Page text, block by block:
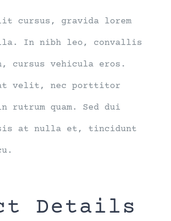
cursus, gravida lorem
In nibh leo, convallis
cursus vehicula eros.
velit, nec porttitor
rutrum quam. Sed dui
at nulla et, tincidunt
Details